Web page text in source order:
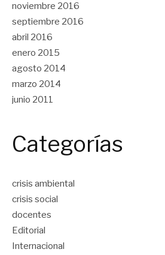
noviembre 2016
septiembre 2016
abril 2016
enero 2015
agosto 2014
marzo 2014
junio 2011
Categorías
crisis ambiental
crisis social
docentes
Editorial
Internacional